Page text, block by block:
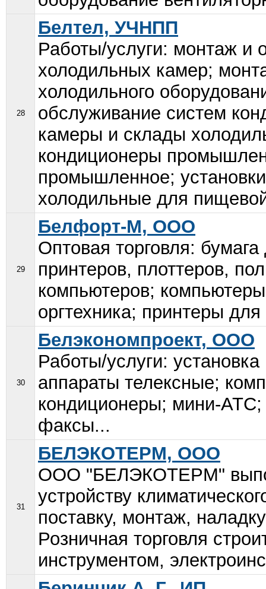
28
Белтел, УЧНПП
Работы/услуги: монтаж и
холодильных камер;
холодильного
обслуживание систем
камеры и склады
кондиционеры
промышленное;
холодильные для
29
Белфорт-М, ООО
Оптовая торговля:
принтеров, плоттеров,
компьютеров;
оргтехника; принтеры
30
Белэкономпроект, ООО
Работы/услуги:
аппараты телексные;
кондиционеры; мини-АТС;
факсы...
31
БЕЛЭКОТЕРМ, ООО
ООО "БЕЛЭКОТЕРМ"
устройству
поставку, монтаж,
Розничная торговля
инструментом,